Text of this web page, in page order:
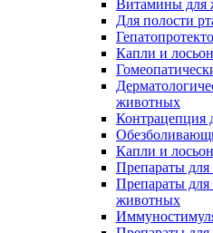
Витамины для
Для полости
Капли и
животных
Контрацепция
Капли и
Препараты
Препараты
животных